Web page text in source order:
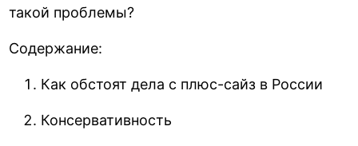
такой проблемы?
Содержание:
Как обстоят дела с плюс-сайз в России
Консервативность